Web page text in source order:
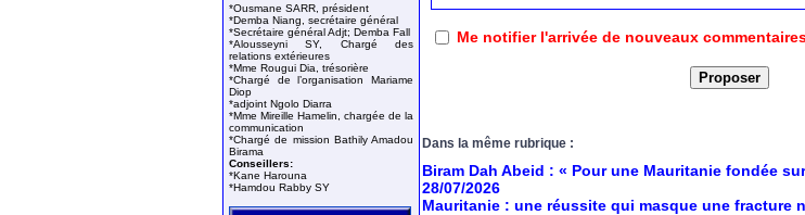
*Ousmane SARR, président
*Demba Niang, secrétaire général
*Secrétaire général Adjt; Demba Fall
*Alousseyni SY, Chargé des
relations extérieures
*Mme Rougui Dia, trésorière
*Chargé de l’organisation Mariame
Diop
*adjoint Ngolo Diarra
*Mme Mireille Hamelin, chargée de la
communication
*Chargé de mission Bathily Amadou
Birama
Conseillers:
*Kane Harouna
*Hamdou Rabby SY
Me notifier l'arrivée de nouveaux
Dans la même rubrique :
Biram Dah Abeid : « Pour une Mauritanie fondée
28/07/2026
Mauritanie : une réussite qui masque une fracture